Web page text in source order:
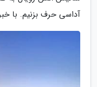
آداسی حرف بزنیم. با